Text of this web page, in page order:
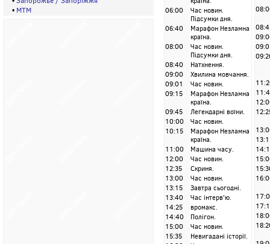
• МТМ
06:00
Час новин.
Підсумки дня.
06:40
Марафон Незламна
країна.
08:00
Час новин.
Підсумки дня.
08:40
Натхнення.
09:00
Хвилина мовчання.
09:01
Час новин.
09:15
Марафон Незламна
країна.
09:45
Легендарні воїни.
10:00
Час новин.
10:15
Марафон Незламна
країна.
11:00
Машина часу.
12:00
Час новин.
12:35
Скриня.
13:00
Час новин.
13:15
Завтра сьогодні.
13:40
Час інтерв'ю.
14:25
вромакс.
14:40
Полігон.
15:00
Час новин.
15:35
Невигадані історії.